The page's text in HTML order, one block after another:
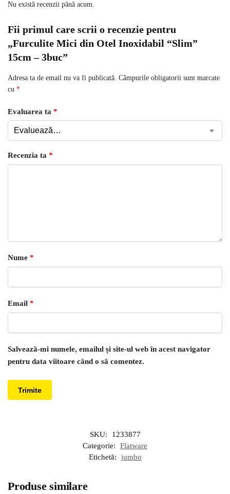
Nu există recenzii până acum.
Fii primul care scrii o recenzie pentru
„Furculite Mici din Otel Inoxidabil “Slim”
15cm – 3buc”
Adresa ta de email nu va fi publicată. Câmpurile obligatorii sunt marcate
cu *
Evaluarea ta *
Recenzia ta *
Nume *
Email *
Salvează-mi numele, emailul și site-ul web în acest navigator
pentru data viitoare când o să comentez.
SKU:
1233877
Categorie:
Flatware
Etichetă:
jumbo
Produse similare